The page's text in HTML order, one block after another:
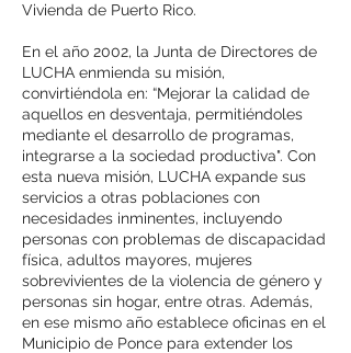
Vivienda de Puerto Rico.
En el año 2002, la Junta de Directores de
LUCHA enmienda su misión,
convirtiéndola en: “Mejorar la calidad de
aquellos en desventaja, permitiéndoles
mediante el desarrollo de programas,
integrarse a la sociedad productiva". Con
esta nueva misión, LUCHA expande sus
servicios a otras poblaciones con
necesidades inminentes, incluyendo
personas con problemas de discapacidad
física, adultos mayores, mujeres
sobrevivientes de la violencia de género y
personas sin hogar, entre otras. Además,
en ese mismo año establece oficinas en el
Municipio de Ponce para extender los